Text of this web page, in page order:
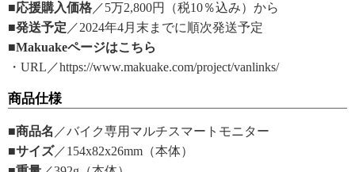
■応援購入価格 ／5万2,800円（税10％込み）から
■発送予定 ／2024年4月末までに順次発送予定
■Makuakeページはこちら
・URL／https://www.makuake.com/project/vanlinks/
商品仕様
■商品名 ／バイク専用マルチスマートモニター
■サイズ／154x82x26mm（本体）